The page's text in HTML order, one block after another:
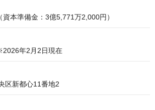
本準備金：3億5,771万2,000円）
年2月2日現在
区新都心11番地2